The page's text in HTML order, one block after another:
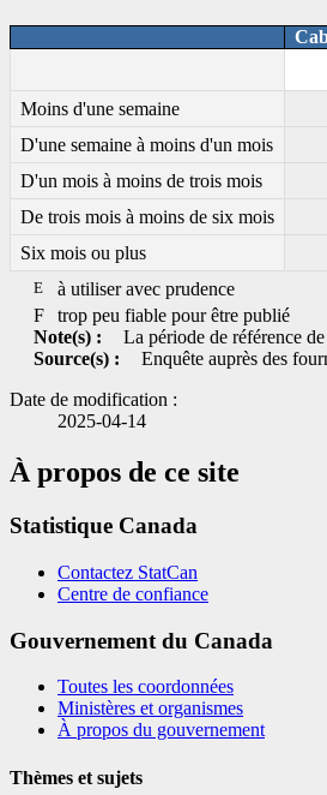
Moins d'une semaine
D'une semaine à moins d'un mois
D'un mois à moins de trois mois
De trois mois à moins de six mois
Six mois ou plus
E
à utiliser avec prudence
F
trop peu fiable pour être publié
Note(s) :
La période de référence
Source(s) :
Enquête auprès des
Date de modification :
2025-04-14
À propos de ce site
Statistique Canada
Contactez StatCan
Centre de confiance
Gouvernement du Canada
Toutes les coordonnées
Ministères et organismes
À propos du gouvernement
Thèmes et sujets